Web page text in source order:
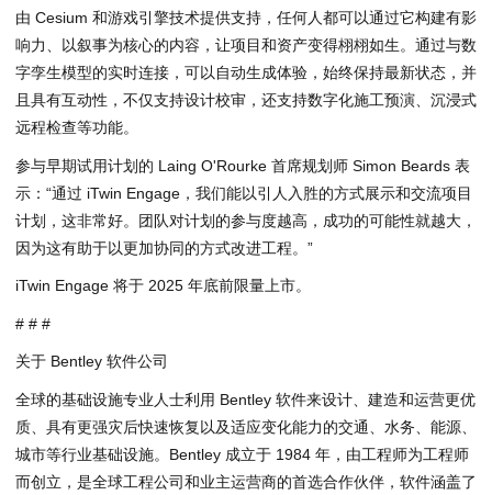
由 Cesium 和游戏引擎技术提供支持，任何人都可以通过它构建有影
响力、以叙事为核心的内容，让项目和资产变得栩栩如生。通过与数
字孪生模型的实时连接，可以自动生成体验，始终保持最新状态，并
且具有互动性，不仅支持设计校审，还支持数字化施工预演、沉浸式
远程检查等功能。
参与早期试用计划的 Laing O'Rourke 首席规划师 Simon Beards 表
示：“通过 iTwin Engage，我们能以引人入胜的方式展示和交流项目
计划，这非常好。团队对计划的参与度越高，成功的可能性就越大，
因为这有助于以更加协同的方式改进工程。”
iTwin Engage 将于 2025 年底前限量上市。
# # #
关于 Bentley 软件公司
全球的基础设施专业人士利用 Bentley 软件来设计、建造和运营更优
质、具有更强灾后快速恢复以及适应变化能力的交通、水务、能源、
城市等行业基础设施。Bentley 成立于 1984 年，由工程师为工程师
而创立，是全球工程公司和业主运营商的首选合作伙伴，软件涵盖了